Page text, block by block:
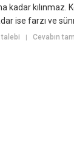
kadar kılınmaz.
ise farzı ve
talebi |Cevabın